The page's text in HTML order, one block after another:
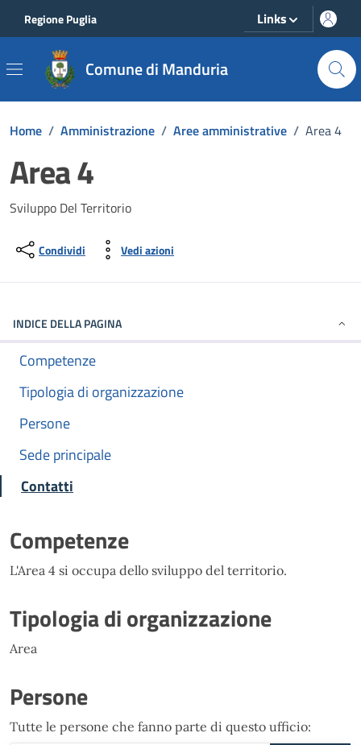
Regione Puglia Links
Comune di Manduria
Home / Amministrazione / Aree amministrative / Area 4
Area 4
Sviluppo Del Territorio
Condividi Vedi azioni
INDICE DELLA PAGINA
Competenze
Tipologia di organizzazione
Persone
Sede principale
Contatti
Competenze
L'Area 4 si occupa dello sviluppo del territorio.
Tipologia di organizzazione
Area
Persone
Tutte le persone che fanno parte di questo ufficio: